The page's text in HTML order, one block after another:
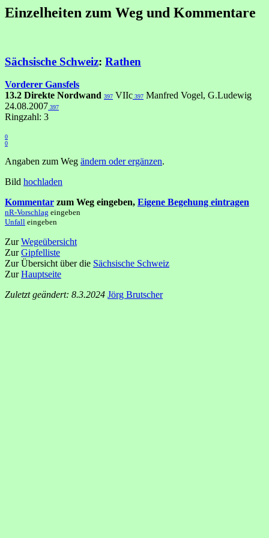
Einzelheiten zum Weg und Kommentare
Sächsische Schweiz: Rathen
Vorderer Gansfels
13.2 Direkte Nordwand 397 VIIc 397 Manfred Vogel, G.Ludewig
24.08.2007 397
Ringzahl: 3
0
0
Angaben zum Weg ändern oder ergänzen.
Bild hochladen
Kommentar zum Weg eingeben, Eigene Begehung eintragen
nR-Vorschlag eingeben
Unfall eingeben
ZurWegeübersicht
ZurGipfelliste
Zur Übersicht über die Sächsische Schweiz
ZurHauptseite
Zuletzt geändert: 8.3.2024 Jörg Brutscher